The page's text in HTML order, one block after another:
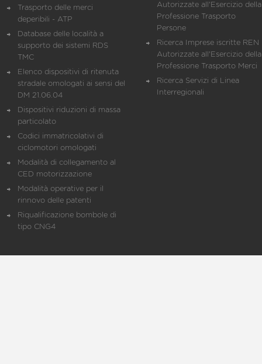
Trasporto delle merci
deperibili - ATP
Database delle località a
supporto dei sistemi RDS
TMC
Elenco dispositivi di ritenuta
stradale omologati ai sensi del
DM 21.06.04
Dispositivi riduzioni di massa
particolato
Codici immatricolativi di
ciclomotori omologati
Modalità di collegamento al
CED motorizzazione
Modalità operative per il
rinnovo delle patenti
Riqualificazione bombole di
tipo CNG4
Autorizzate all'Esercizio della
Professione Trasporto
Persone
Ricerca Imprese iscritte REN
Autorizzate all'Esercizio della
Professione Trasporto Merci
Ricerca Servizi di Linea
Interregionali